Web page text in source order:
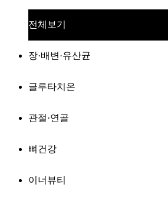
전체보기
장·배변·유산균
글루타치온
관절·연골
뼈건강
이너뷰티